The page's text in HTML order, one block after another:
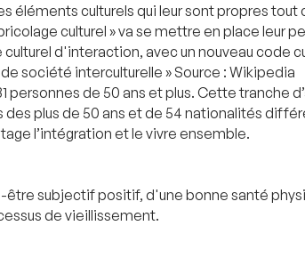
éléments culturels qui leur sont propres
culturel » va se mettre en place
d'interaction, avec un nouveau code
société interculturelle » Source : Wikipedia
de 50 ans et plus. Cette tranche
plus de 50 ans et de 54 nationalités
l’intégration et le vivre ensemble.
subjectif positif, d'une bonne santé
de vieillissement.